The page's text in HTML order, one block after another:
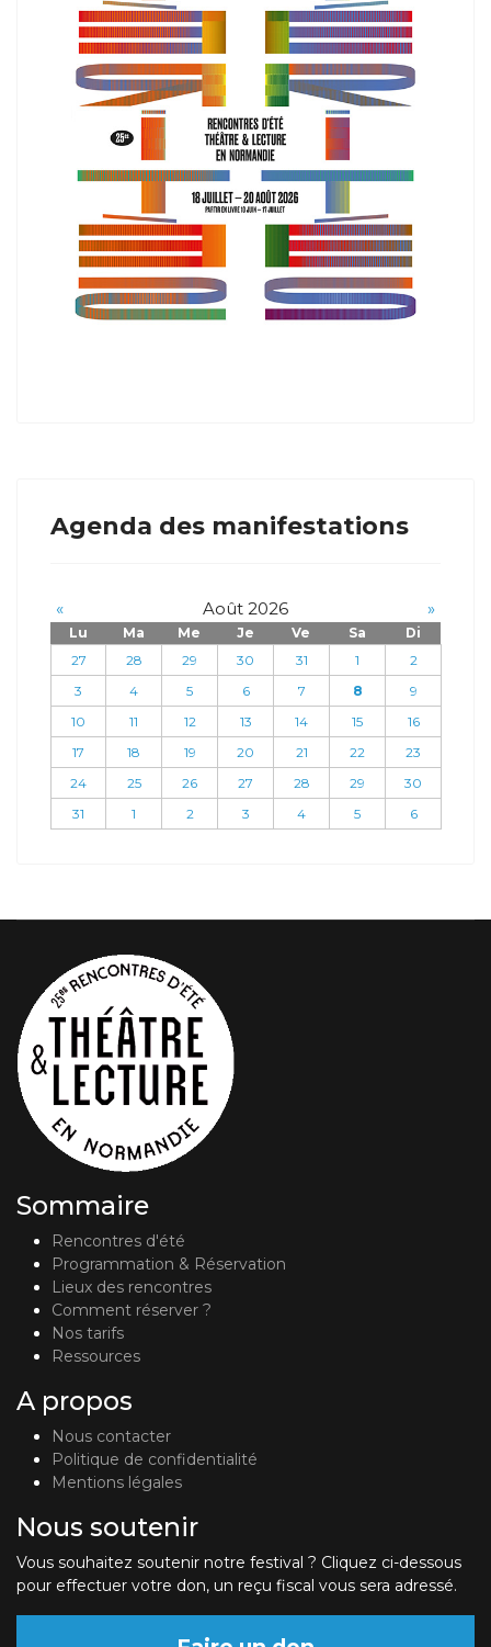
Agenda des manifestations
« Août 2026 »
Lu Ma Me Je Ve Sa
Di
27
28 29 30 31 1
2
3
4 5 6 7 8
9
10
11 12 13 14 15
16
17
18 19 20 21 22
23
24
25 26 27 28 29
30
31
1 2 3 4 5 6
Sommaire
Rencontres d'été
Programmation & Réservation
Lieux des rencontres
Comment réserver ?
Nos tarifs
Ressources
A propos
Nous contacter
Politique de confidentialité
Mentions légales
Nous soutenir
Vous souhaitez soutenir notre festival ? Cliquez ci-dessous
pour effectuer votre don, un reçu fiscal vous sera adressé.